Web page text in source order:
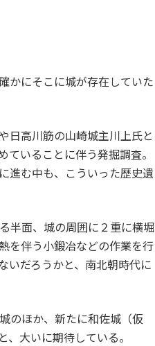
かにそこに城が存在していた
高川筋の山崎城主川上氏と
いることに伴う発掘調査。
進む中も、こういった歴史遺
半面、城の周囲に２重に横堀
を伴う小鍛冶などの作業を行
いだろうかと、南北朝時代に
のほか、新たに和佐城（仮
大いに期待している。